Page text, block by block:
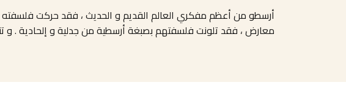
أرسطو من أعظم مفكري العالم القديم و الحديث ، فقد حركت فلسفته
معارض ، فقد تلونت فلسفتهم بصبغة أرسطية من جدلية و إلحادية . و